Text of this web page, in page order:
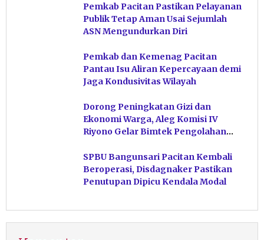
Pemkab Pacitan Pastikan Pelayanan
Publik Tetap Aman Usai Sejumlah
ASN Mengundurkan Diri
Pemkab dan Kemenag Pacitan
Pantau Isu Aliran Kepercayaan demi
Jaga Kondusivitas Wilayah
Dorong Peningkatan Gizi dan
Ekonomi Warga, Aleg Komisi IV
Riyono Gelar Bimtek Pengolahan
SPBU Bangunsari Pacitan Kembali
Beroperasi, Disdagnaker Pastikan
Penutupan Dipicu Kendala Modal